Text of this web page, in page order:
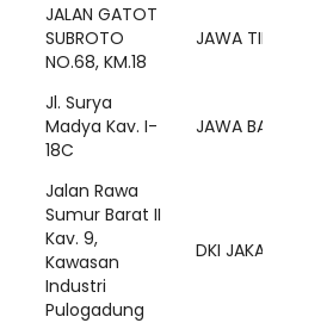
JALAN GATOT
SUBROTO
NO.68, KM.18
JAWA TIMUR
Jl. Surya
Madya Kav. I-
18C
JAWA BARAT
Jalan Rawa
Sumur Barat II
Kav. 9,
Kawasan
Industri
Pulogadung
DKI JAKARTA